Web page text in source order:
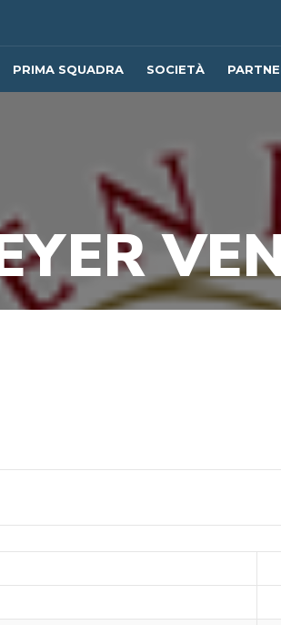
PRIMA SQUADRA SOCIETÀ